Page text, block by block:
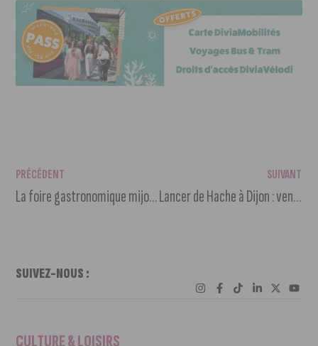
PRÉCÉDENT
La foire gastronomique mijote une cuisine responsable
SUIVANT
Lancer de Hache à Dijon : venez vous défouler sans restriction !
SUIVEZ-NOUS :
CULTURE & LOISIRS